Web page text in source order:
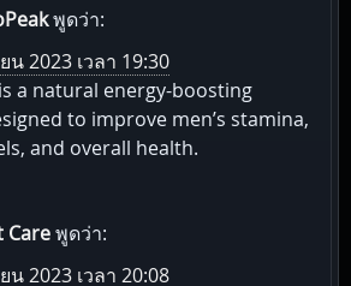
พูดว่า:
2023 เวลา 19:30
a natural energy-boosting
to improve men’s stamina,
and overall health.
Careพูดว่า:
2023 เวลา 20:08